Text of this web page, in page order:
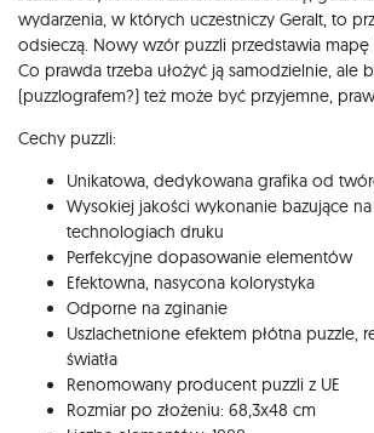
wydarzenia, w których uczestniczy Geralt, to
odsieczą. Nowy wzór puzzli przedstawia mapę
Co prawda trzeba ułożyć ją samodzielnie, ale
(puzzlografem?) też może być przyjemne,
Cechy puzzli:
Unikatowa, dedykowana grafika od
Wysokiej jakości wykonanie bazujące
technologiach druku
Perfekcyjne dopasowanie elementów
Efektowna, nasycona kolorystyka
Odporne na zginanie
Uszlachetnione efektem płótna puzzle,
światła
Renomowany producent puzzli z UE
Rozmiar po złożeniu: 68,3x48 cm